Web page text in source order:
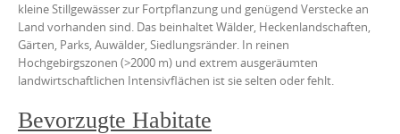
kleine Stillgewässer zur Fortpflanzung und genügend Verstecke an
Land vorhanden sind. Das beinhaltet Wälder, Heckenlandschaften,
Gärten, Parks, Auwälder, Siedlungsränder. In reinen
Hochgebirgszonen (>2000 m) und extrem ausgeräumten
landwirtschaftlichen Intensivflächen ist sie selten oder fehlt.
Bevorzugte Habitate